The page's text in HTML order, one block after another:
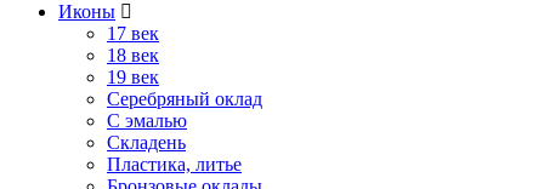
Иконы
17 век
18 век
19 век
Серебряный оклад
С эмалью
Складень
Пластика, литье